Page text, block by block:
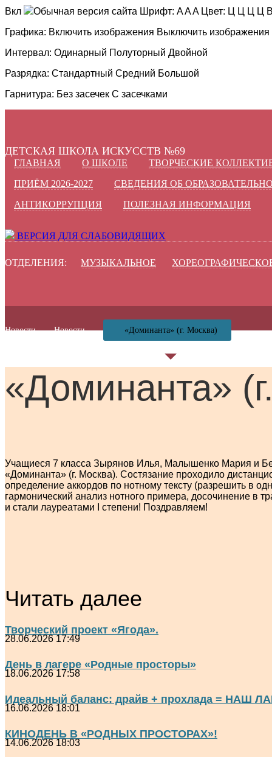
Вкл Обычная версия сайта Шрифт: AAA Цвет: Ц Ц Ц Ц
Графика: Включить изображения Выключить изображения
Интервал: Одинарный Полуторный Двойной
Разрядка: Стандартный Средний Большой
Гарнитура: Без засечек С засечками
ДЕТСКАЯ ШКОЛА ИСКУССТВ №69
ГЛАВНАЯ О ШКОЛЕ
ТВОРЧЕСКИЕ
ПРИЁМ 2026-2027
СВЕДЕНИЯ ОБ
АНТИКОРРУПЦИЯ
ПОЛЕЗНАЯ ИНФОРМАЦИЯ
ВЕРСИЯ ДЛЯ СЛАБОВИДЯЩИХ
ОТДЕЛЕНИЯ: МУЗЫКАЛЬНОЕ
Новости Новости «Доминанта» (г. Москва)
«Доминанта»
Учащиеся 7 класса Зырянов Илья, Малышенко Мария и
«Доминанта» (г. Москва). Состязание проходило
определение аккордов по нотному тексту (разрешить в
гармонический анализ нотного примера, досочинение в
и стали лауреатами I степени! Поздравляем!
Читать далее
Творческий проект «Ягода».
28.06.2026 17:49
День в лагере «Родные просторы»
18.06.2026 17:58
Идеальный баланс: драйв + прохлада = НАШ
16.06.2026 18:01
КИНОДЕНЬ В «РОДНЫХ ПРОСТОРАХ»!
14.06.2026 18:03